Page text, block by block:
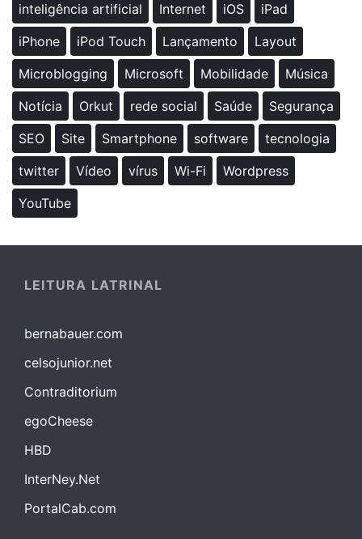
inteligência artificial
Internet iOS
iPad
iPhone
iPod Touch Lançamento
Layout
Microblogging
Microsoft Mobilidade
Música
Notícia
Orkut rede social Saúde
Segurança
SEO
Site Smartphone software
tecnologia
twitter
Vídeo vírus Wi-Fi
Wordpress
YouTube
LEITURA LATRINAL
bernabauer.com
celsojunior.net
Contraditorium
egoCheese
HBD
InterNey.Net
PortalCab.com